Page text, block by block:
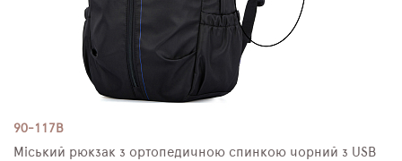
90-117B
Міський рюкзак з ортопедичною спинкою чорний з USB